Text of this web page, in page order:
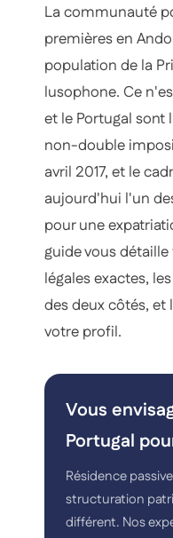
La communauté
premières en
population de la
lusophone. Ce
et le Portugal sont
non-double
avril 2017, et le
aujourd'hui l'un
pour une
guide vous
légales exactes,
des deux côtés, et
votre profil.
Vous
Portugal
Résidence
structuration
différent. Nos